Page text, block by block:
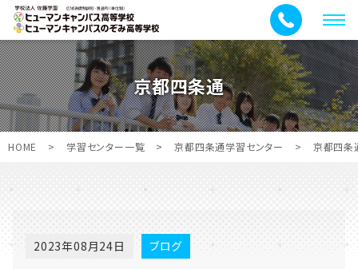
メ
ニ
ュ
ー
京都四条通
HOME > 学習センター一覧 > 京都四条通学習センター > 京都四条
2023年08月24日 ブログ